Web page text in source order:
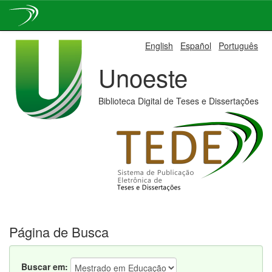
English Español Português
Unoeste
Biblioteca Digital de Teses e Dissertações
Página de Busca
Buscar em: